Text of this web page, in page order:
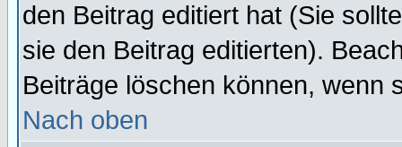
den Beitrag editiert hat (Sie
sie den Beitrag editierten).
Beiträge löschen können, wenn
Nach oben